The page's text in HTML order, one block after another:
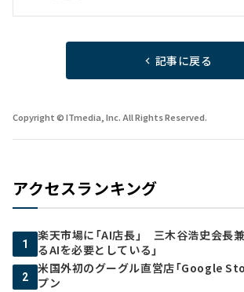
記事に戻る
Copyright © ITmedia, Inc. All Rights Reserved.
アクセスランキング
1
楽天市場に「AI店長」 三木谷浩史会長
るAIを必要としている」
2
米国外初のグーグル直営店「Google
プン